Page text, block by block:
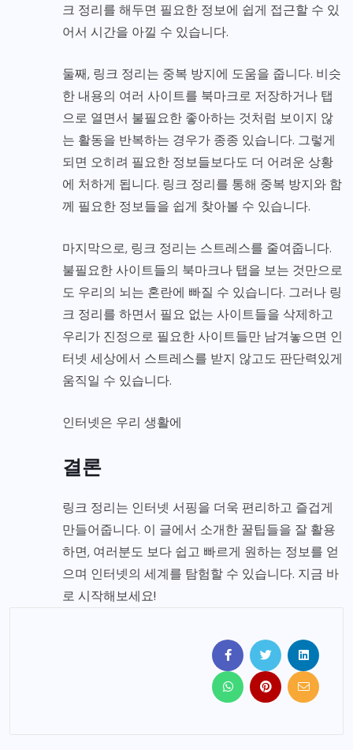
크 정리를 해두면 필요한 정보에 쉽게 접근할 수 있
어서 시간을 아낄 수 있습니다.
둘째, 링크 정리는 중복 방지에 도움을 줍니다. 비슷
한 내용의 여러 사이트를 북마크로 저장하거나 탭
으로 열면서 불필요한 좋아하는 것처럼 보이지 않
는 활동을 반복하는 경우가 종종 있습니다. 그렇게
되면 오히려 필요한 정보들보다도 더 어려운 상황
에 처하게 됩니다. 링크 정리를 통해 중복 방지와 함
께 필요한 정보들을 쉽게 찾아볼 수 있습니다.
마지막으로, 링크 정리는 스트레스를 줄여줍니다.
불필요한 사이트들의 북마크나 탭을 보는 것만으로
도 우리의 뇌는 혼란에 빠질 수 있습니다. 그러나 링
크 정리를 하면서 필요 없는 사이트들을 삭제하고
우리가 진정으로 필요한 사이트들만 남겨놓으면 인
터넷 세상에서 스트레스를 받지 않고도 판단력있게
움직일 수 있습니다.
인터넷은 우리 생활에
결론
링크 정리는 인터넷 서핑을 더욱 편리하고 즐겁게
만들어줍니다. 이 글에서 소개한 꿀팁들을 잘 활용
하면, 여러분도 보다 쉽고 빠르게 원하는 정보를 얻
으며 인터넷의 세계를 탐험할 수 있습니다. 지금 바
로 시작해보세요!